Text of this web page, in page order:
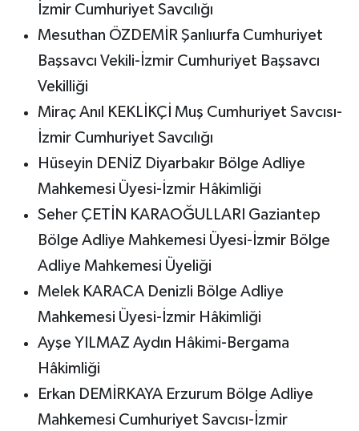
İzmir Cumhuriyet Savcılığı
Mesuthan ÖZDEMİR Şanlıurfa Cumhuriyet
Başsavcı Vekili-İzmir Cumhuriyet Başsavcı
Vekilliği
Miraç Anıl KEKLİKÇİ Muş Cumhuriyet Savcısı-
İzmir Cumhuriyet Savcılığı
Hüseyin DENİZ Diyarbakır Bölge Adliye
Mahkemesi Üyesi-İzmir Hâkimliği
Seher ÇETİN KARAOĞULLARI Gaziantep
Bölge Adliye Mahkemesi Üyesi-İzmir Bölge
Adliye Mahkemesi Üyeliği
Melek KARACA Denizli Bölge Adliye
Mahkemesi Üyesi-İzmir Hâkimliği
Ayşe YILMAZ Aydın Hâkimi-Bergama
Hâkimliği
Erkan DEMİRKAYA Erzurum Bölge Adliye
Mahkemesi Cumhuriyet Savcısı-İzmir